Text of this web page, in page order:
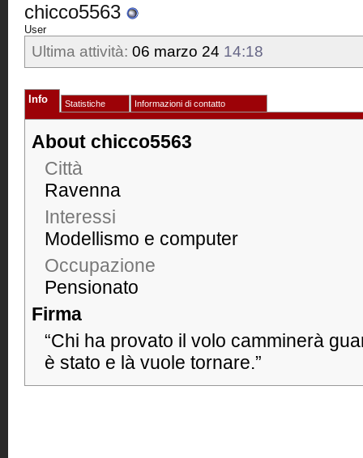
chicco5563
User
Ultima attività: 06 marzo 24 14:18
Info Statistiche Informazioni di contatto
About chicco5563
Città
Ravenna
Interessi
Modellismo e computer
Occupazione
Pensionato
Firma
“Chi ha provato il volo camminerà
è stato e là vuole tornare.”